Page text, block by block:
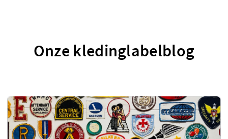
Onze kledinglabelblog